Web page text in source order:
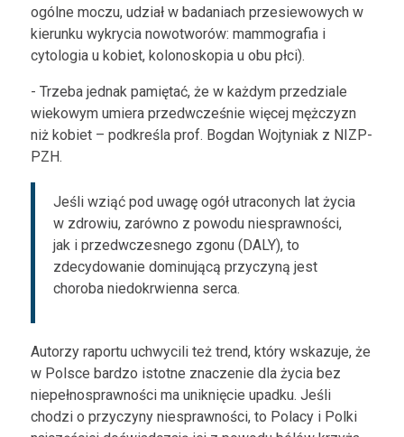
ogólne moczu, udział w badaniach przesiewowych w
kierunku wykrycia nowotworów: mammografia i
cytologia u kobiet, kolonoskopia u obu płci).
- Trzeba jednak pamiętać, że w każdym przedziale
wiekowym umiera przedwcześnie więcej mężczyzn
niż kobiet – podkreśla prof. Bogdan Wojtyniak z NIZP-
PZH.
Jeśli wziąć pod uwagę ogół utraconych lat życia
w zdrowiu, zarówno z powodu niesprawności,
jak i przedwczesnego zgonu (DALY), to
zdecydowanie dominującą przyczyną jest
choroba niedokrwienna serca.
Autorzy raportu uchwycili też trend, który wskazuje, że
w Polsce bardzo istotne znaczenie dla życia bez
niepełnosprawności ma uniknięcie upadku. Jeśli
chodzi o przyczyny niesprawności, to Polacy i Polki